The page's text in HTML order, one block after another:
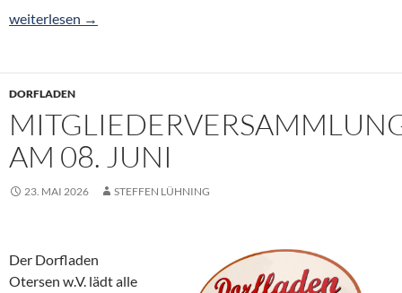
Vorsitzender Bodo Hogrefe wird Schützenkönig in Otersen
weiterlesen →
DORFLADEN
AM 08. JUNI
23. MAI 2026 STEFFEN LÜHNING
Der Dorfladen
Otersen w.V. lädt alle